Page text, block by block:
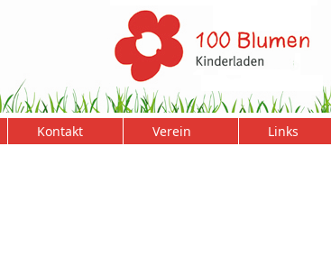
Kontakt Verein Links